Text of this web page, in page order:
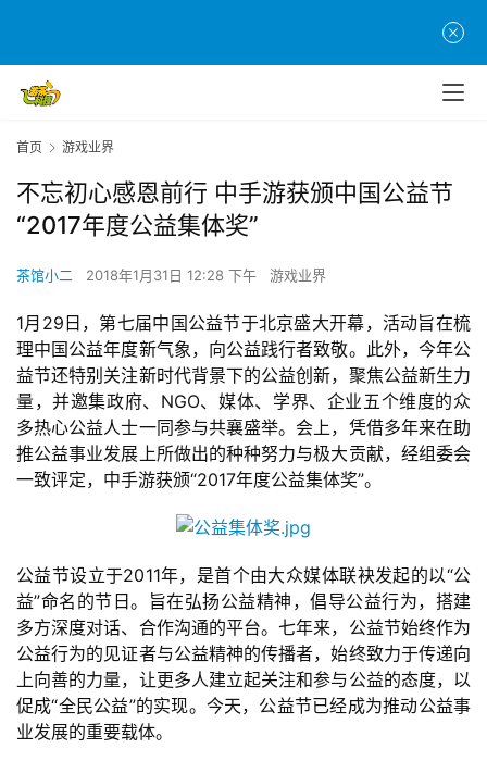
首页 游戏业界
不忘初心感恩前行 中手游获颁中国公益节
“2017年度公益集体奖”
茶馆小二 2018年1月31日 12:28 下午 游戏业界
1月29日，第七届中国公益节于北京盛大开幕，活动旨在梳
理中国公益年度新气象，向公益践行者致敬。此外，今年公
益节还特别关注新时代背景下的公益创新，聚焦公益新生力
量，并邀集政府、NGO、媒体、学界、企业五个维度的众
多热心公益人士一同参与共襄盛举。会上，凭借多年来在助
推公益事业发展上所做出的种种努力与极大贡献，经组委会
一致评定，中手游获颁“2017年度公益集体奖”。
公益节设立于2011年，是首个由大众媒体联袂发起的以“公
益”命名的节日。旨在弘扬公益精神，倡导公益行为，搭建
多方深度对话、合作沟通的平台。七年来，公益节始终作为
公益行为的见证者与公益精神的传播者，始终致力于传递向
上向善的力量，让更多人建立起关注和参与公益的态度，以
促成“全民公益”的实现。今天，公益节已经成为推动公益事
业发展的重要载体。